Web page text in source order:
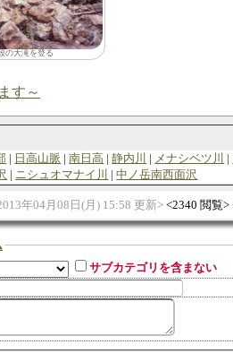
の大滝を登る
す～
日高山脈 南日高 静内川 メナシベツ川
ニシュオマナイ川 中ノ岳南西面沢
年04月08日(月) 15:58 更新 2340 閲覧
サブカテゴリを含まない